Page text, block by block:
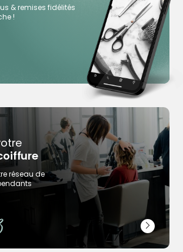
la page des coiffeurs de Dijon
& remises fidélités
!
réseau de